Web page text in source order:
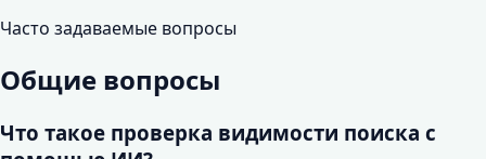
Часто задаваемые вопросы
Общие вопросы
Что такое проверка видимости поиска с